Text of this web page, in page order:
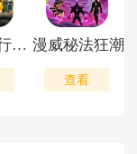
破门而入行动小队 漫威秘法狂潮
查看